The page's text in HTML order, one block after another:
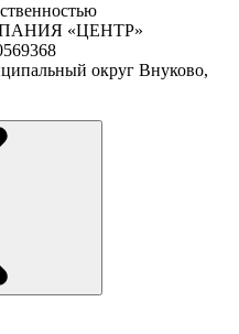
«ЦЕНТР»
округ Внуково,